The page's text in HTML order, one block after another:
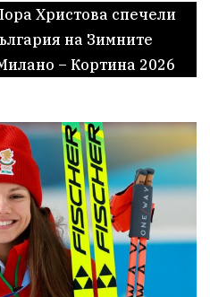
Христова спечели
на Зимните
– Кортина 2026